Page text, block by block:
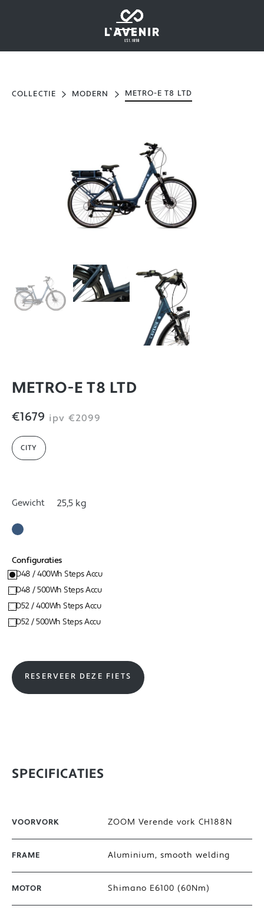
COLLECTIE MODERN METRO-E T8 LTD
METRO-E T8 LTD
€1679 ipv €2099
CITY
Gewicht 25,5 kg
Configuraties
D48 / 400Wh Steps Accu
D48 / 500Wh Steps Accu
D52 / 400Wh Steps Accu
D52 / 500Wh Steps Accu
RESERVEER DEZE FIETS
SPECIFICATIES
VOORVORK ZOOM Verende vork CH188N
FRAME Aluminium, smooth welding
MOTOR Shimano E6100 (60Nm)